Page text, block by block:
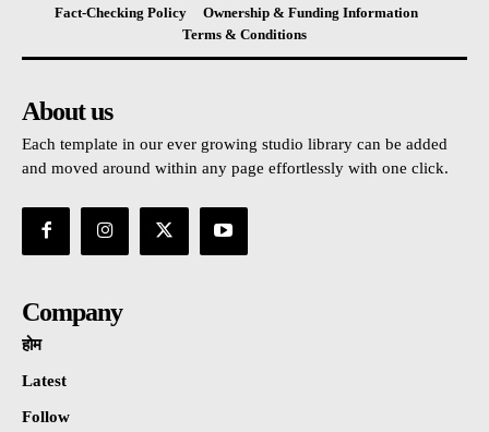
Fact-Checking Policy
Ownership & Funding Information
Terms & Conditions
About us
Each template in our ever growing studio library can be added
and moved around within any page effortlessly with one click.
Company
होम
Latest
Follow